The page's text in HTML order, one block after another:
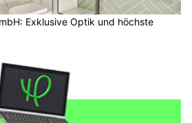
Exklusive Optik und höchste